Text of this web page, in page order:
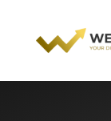
contenuto